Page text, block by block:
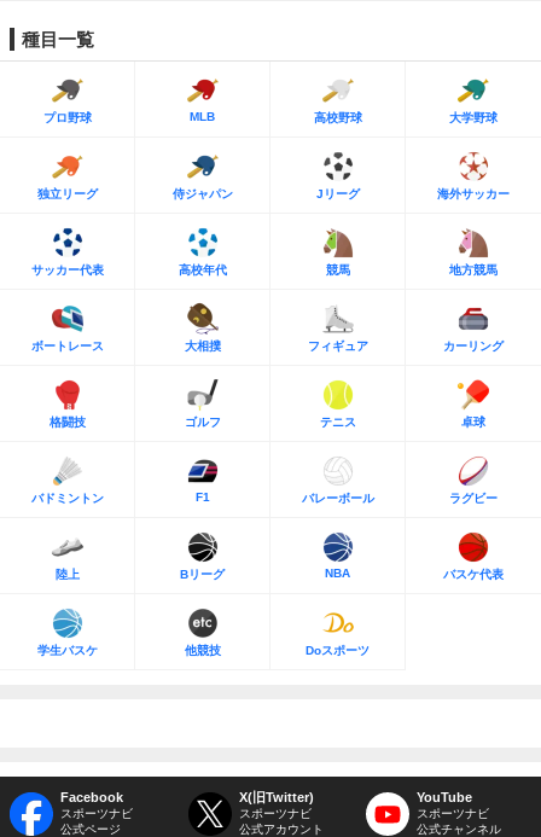
種目一覧
プロ野球 MLB 高校野球 大学野球
独立リーグ 侍ジャパン Jリーグ 海外サッカー
サッカー代表 高校年代 競馬 地方競馬
ボートレース 大相撲 フィギュア カーリング
格闘技 ゴルフ テニス 卓球
バドミントン F1 バレーボール ラグビー
陸上 Bリーグ NBA バスケ代表
学生バスケ 他競技 Doスポーツ
Facebook
スポーツナビ
公式ページ
X(旧Twitter)
スポーツナビ
公式アカウント
YouTube
スポーツナビ
公式チャンネル